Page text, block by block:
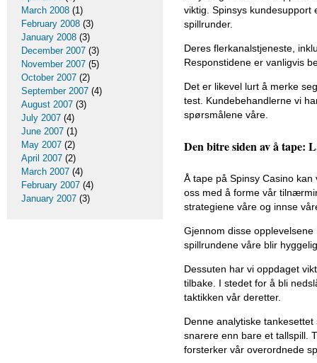
viktig. Spinsys
spillrunder.
Deres flerkanalstjeneste,
Responstidene er vanligvis
Det er likevel lurt å merke
test. Kundebehandlerne vi
spørsmålene våre.
Den bitre siden av å tape:
Å tape på Spinsy Casino
oss med å forme vår
strategiene våre og innse
Gjennom disse
spillrundene våre blir
Dessuten har vi oppdaget
tilbake. I stedet for å bli
taktikken vår deretter.
Denne analytiske
snarere enn bare et tallspill.
forsterker vår overordnede
March 2008 (1)
February 2008 (3)
January 2008 (3)
December 2007 (3)
November 2007 (5)
October 2007 (2)
September 2007 (4)
August 2007 (3)
July 2007 (4)
June 2007 (1)
May 2007 (2)
April 2007 (2)
March 2007 (4)
February 2007 (4)
January 2007 (3)